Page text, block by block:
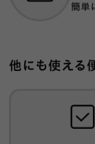
簡単
他にも使える